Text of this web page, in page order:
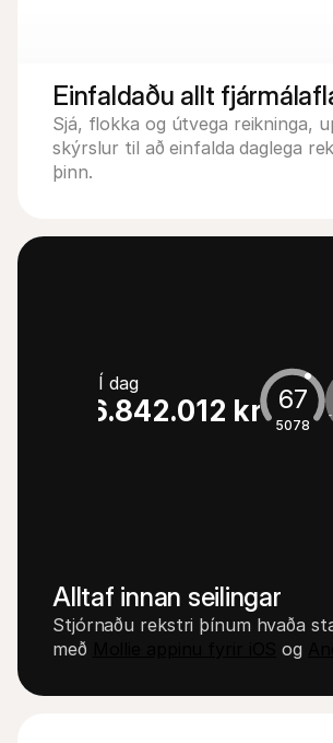
Einfaldaðu allt
Sjá, flokka og útvega reikninga,
skýrslur til að einfalda daglega
þinn.
Í dag
6.842.012 kr. 67
5078
Alltaf innan seilingar
Stjórnaðu rekstri þínum hvaða
með
og